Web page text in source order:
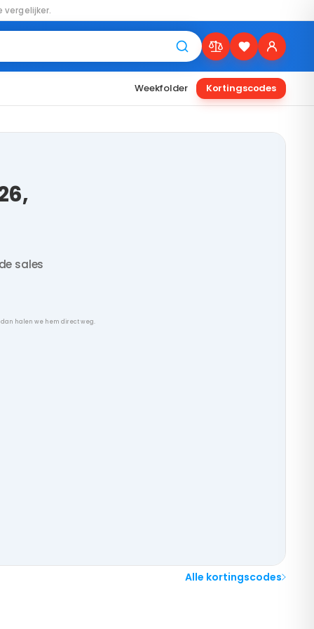
vergelijker.
Weekfolder Kortingscodes
sales
halen we hem direct weg.
Alle kortingscodes